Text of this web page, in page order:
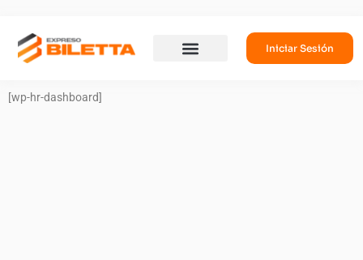
Iniciar Sesión
[wp-hr-dashboard]